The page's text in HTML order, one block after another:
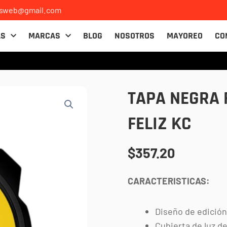
MARCAS BLOG NOSOTROS MAYOREO
TAPA NEGRA
FELIZ KC
$357.20
CARACTERISTICAS:
Diseño de